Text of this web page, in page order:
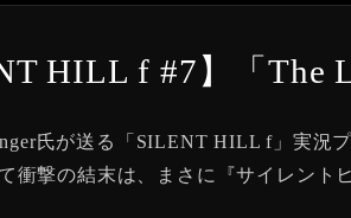
HILL f #7】「The
氏が送る「SILENT HILL f」実況
衝撃の結末は、まさに『サイレント